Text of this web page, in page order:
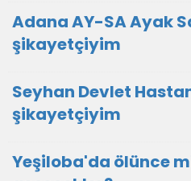
Adana AY-SA Ayak
şikayetçiyim
Seyhan Devlet
şikayetçiyim
Yeşiloba'da ölünce